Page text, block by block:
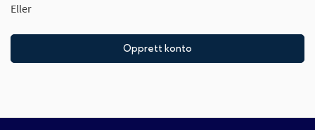
Eller
Opprett konto